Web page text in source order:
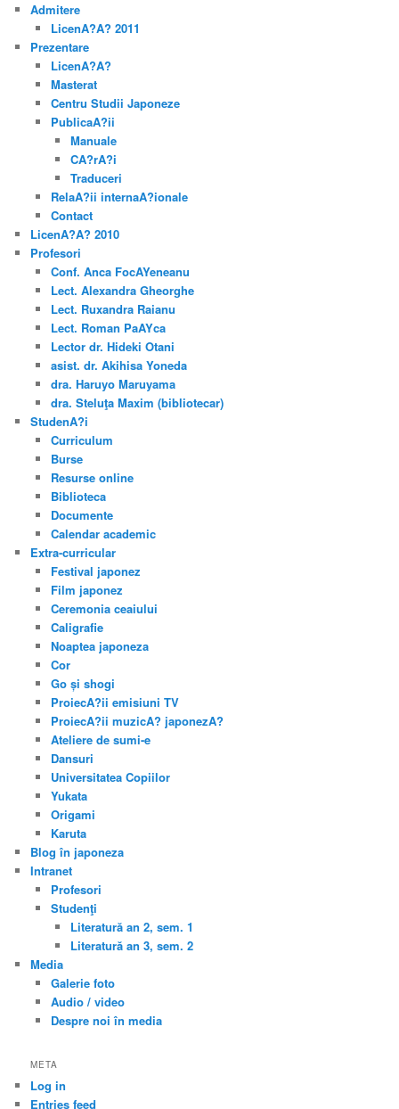
Admitere
LicenA?A? 2011
Prezentare
LicenA?A?
Masterat
Centru Studii Japoneze
PublicaA?ii
Manuale
CA?rA?i
Traduceri
RelaA?ii internaA?ionale
Contact
LicenA?A? 2010
Profesori
Conf. Anca FocAYeneanu
Lect. Alexandra Gheorghe
Lect. Ruxandra Raianu
Lect. Roman PaAYca
Lector dr. Hideki Otani
asist. dr. Akihisa Yoneda
dra. Haruyo Maruyama
dra. Steluţa Maxim (bibliotecar)
StudenA?i
Curriculum
Burse
Resurse online
Biblioteca
Documente
Calendar academic
Extra-curricular
Festival japonez
Film japonez
Ceremonia ceaiului
Caligrafie
Noaptea japoneza
Cor
Go și shogi
ProiecA?ii emisiuni TV
ProiecA?ii muzicA? japonezA?
Ateliere de sumi-e
Dansuri
Universitatea Copiilor
Yukata
Origami
Karuta
Blog în japoneza
Intranet
Profesori
Studenţi
Literatură an 2, sem. 1
Literatură an 3, sem. 2
Media
Galerie foto
Audio / video
Despre noi în media
META
Log in
Entries feed